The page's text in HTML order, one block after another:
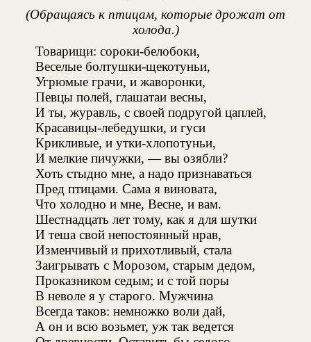
(Обращаясь к птицам, которые дрожат от
холода.)
Товарищи: сороки-белобоки,
Веселые болтушки-щекотуньи,
Угрюмые грачи, и жаворонки,
Певцы полей, глашатаи весны,
И ты, журавль, с своей подругой цаплей,
Красавицы-лебедушки, и гуси
Крикливые, и утки-хлопотуньи,
И мелкие пичужки, — вы озябли?
Хоть стыдно мне, а надо признаваться
Пред птицами. Сама я виновата,
Что холодно и мне, Весне, и вам.
Шестнадцать лет тому, как я для шутки
И теша свой непостоянный нрав,
Изменчивый и прихотливый, стала
Заигрывать с Морозом, старым дедом,
Проказником седым; и с той поры
В неволе я у старого. Мужчина
Всегда таков: немножко воли дай,
А он и всю возьмет, уж так ведется